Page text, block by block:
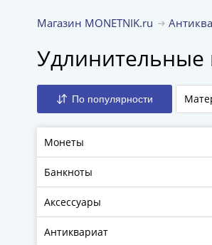
Магазин MONETNIK.ru
Удлинительные
По популярности
Монеты
Банкноты
Аксессуары
Антиквариат